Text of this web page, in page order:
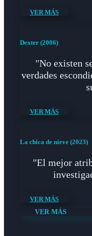
VER MÁS
Dexter (2006)
"No existen
verdades
VER MÁS
La chica de nieve (2023)
"El mejor
VER MÁS
VER MÁS